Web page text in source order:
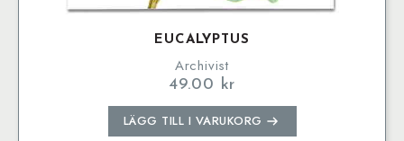
EUCALYPTUS
Archivist
49.00 kr
LÄGG TILL I VARUKORG